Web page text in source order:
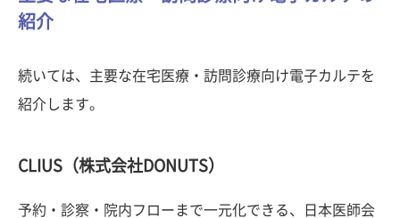
紹介
続いては、主要な在宅医療・訪問診療向け電子カルテを
紹介します。
CLIUS（株式会社DONUTS）
予約・診察・院内フローまで一元化できる、日本医師会